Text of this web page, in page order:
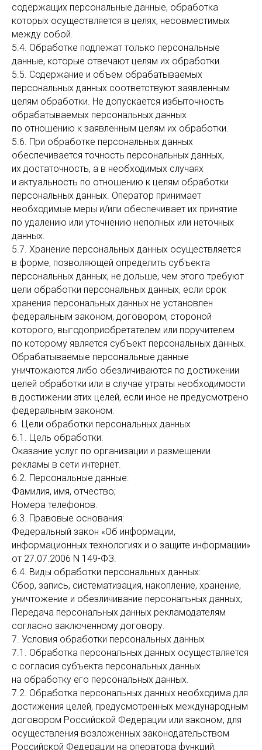
содержащих персональные данные, обработка
которых осуществляется в целях, несовместимых
между собой.
5.4. Обработке подлежат только персональные
данные, которые отвечают целям их обработки.
5.5. Содержание и объем обрабатываемых
персональных данных соответствуют заявленным
целям обработки. Не допускается избыточность
обрабатываемых персональных данных
по отношению к заявленным целям их обработки.
5.6. При обработке персональных данных
обеспечивается точность персональных данных,
их достаточность, а в необходимых случаях
и актуальность по отношению к целям обработки
персональных данных. Оператор принимает
необходимые меры и/или обеспечивает их принятие
по удалению или уточнению неполных или неточных
данных.
5.7. Хранение персональных данных осуществляется
в форме, позволяющей определить субъекта
персональных данных, не дольше, чем этого требуют
цели обработки персональных данных, если срок
хранения персональных данных не установлен
федеральным законом, договором, стороной
которого, выгодоприобретателем или поручителем
по которому является субъект персональных данных.
Обрабатываемые персональные данные
уничтожаются либо обезличиваются по достижении
целей обработки или в случае утраты необходимости
в достижении этих целей, если иное не предусмотрено
федеральным законом.
6. Цели обработки персональных данных
6.1. Цель обработки:
Оказание услуг по организации и размещении
рекламы в сети интернет.
6.2. Персональные данные:
Фамилия, имя, отчество;
Номера телефонов.
6.3. Правовые основания:
Федеральный закон «Об информации,
информационных технологиях и о защите информации»
от 27.07.2006 N 149-ФЗ.
6.4. Виды обработки персональных данных:
Сбор, запись, систематизация, накопление, хранение,
уничтожение и обезличивание персональных данных;
Передача персональных данных рекламодателям
согласно заключенному договору.
7. Условия обработки персональных данных
7.1. Обработка персональных данных осуществляется
с согласия субъекта персональных данных
на обработку его персональных данных.
7.2. Обработка персональных данных необходима для
достижения целей, предусмотренных международным
договором Российской Федерации или законом, для
осуществления возложенных законодательством
Российской Федерации на оператора функций,